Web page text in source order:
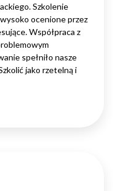
Szkolenie
ocenione przez
Współpraca z
spełniło nasze
jako rzetelną i